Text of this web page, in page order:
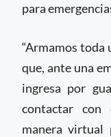
para
“Armamos toda
que, ante una
ingresa por
contactar
manera virtual